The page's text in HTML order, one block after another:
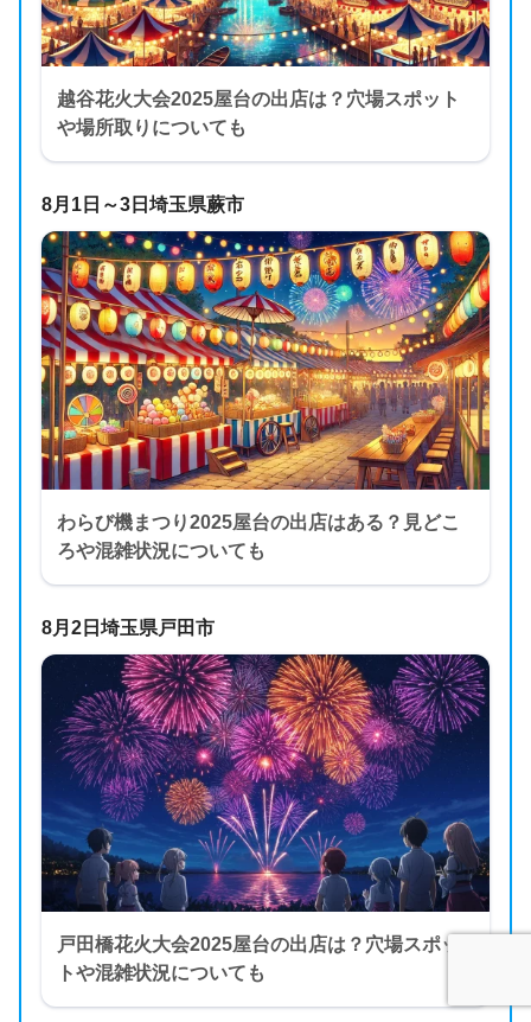
越谷花火大会2025屋台の出店は？穴場スポット
や場所取りについても
8月1日～3日埼玉県蕨市
わらび機まつり2025屋台の出店はある？見どこ
ろや混雑状況についても
8月2日埼玉県戸田市
戸田橋花火大会2025屋台の出店は？穴場スポッ
トや混雑状況についても